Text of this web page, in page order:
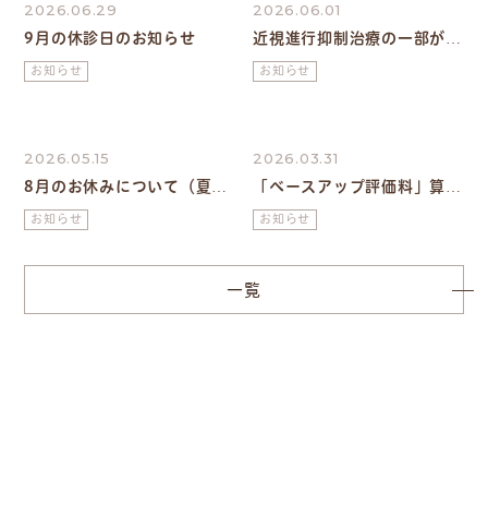
2026.06.29
9月の休診日のお知らせ
お知らせ
2026.06.01
近視進行抑制治療の一部が保
険適応（選定療養）になりま
した。
お知らせ
2026.05.15
8月のお休みについて（夏季
休暇について）
お知らせ
2026.03.31
「ベースアップ評価料」算定
のご案内
お知らせ
一覧